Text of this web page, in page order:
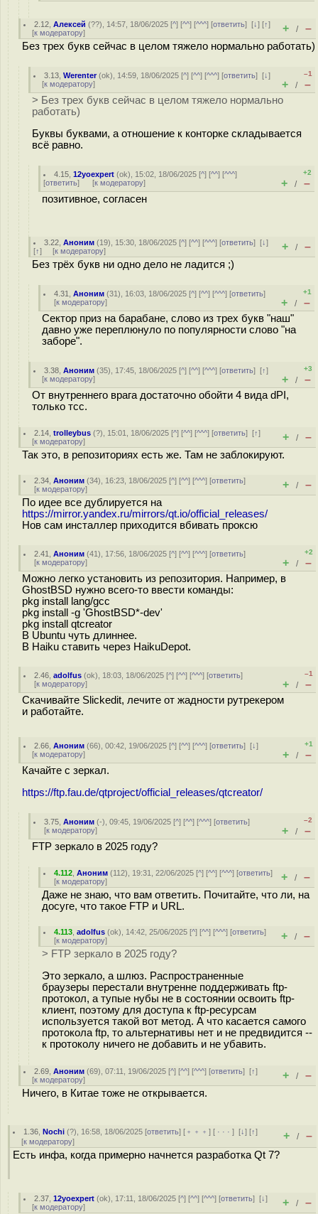
2.12 ,Алексей (??), 14:57, 18/06/2025 [^] [^^] [^^^] [ответить][↓] [↑]
[к модератору] + / –
Без трех букв сейчас в целом тяжело нормально работать)
3.13 ,Werenter(ok), 14:59, 18/06/2025 [^] [^^] [^^^] [ответить][↓]
[к модератору]
–1
+ / –
> Без трех букв сейчас в целом тяжело нормально
работать)
Буквы буквами, а отношение к конторке складывается
всё равно.
4.15 ,12yoexpert (ok), 15:02, 18/06/2025 [^] [^^] [^^^]
[ответить] [к модератору]
+2
+ / –
позитивное, согласен
3.22 ,Аноним (19), 15:30, 18/06/2025 [^] [^^] [^^^] [ответить][↓]
[↑] [к модератору] + / –
Без трёх букв ни одно дело не ладится ;)
4.31 ,Аноним (31), 16:03, 18/06/2025 [^] [^^] [^^^] [ответить]
[к модератору]
+1
+ / –
Сектор приз на барабане, слово из трех букв "наш"
давно уже переплюнуло по популярности слово "на
заборе".
3.38 ,Аноним (35), 17:45, 18/06/2025 [^] [^^] [^^^] [ответить][↑]
[к модератору]
+3
+ / –
От внутреннего врага достаточно обойти 4 вида dPI,
только тсс.
2.14 ,trolleybus (?), 15:01, 18/06/2025 [^] [^^] [^^^] [ответить][↑]
[к модератору] + / –
Так это, в репозиториях есть же. Там не заблокируют.
2.34 ,Аноним (34), 16:23, 18/06/2025 [^] [^^] [^^^] [ответить]
[к модератору] + / –
По идее все дублируется на
https://mirror.yandex.ru/mirrors/qt.io/official_releases/
Нов сам инсталлер приходится вбивать проксю
2.41 ,Аноним (41), 17:56, 18/06/2025 [^] [^^] [^^^] [ответить]
[к модератору]
+2
+ / –
Можно легко установить из репозитория. Например, в
GhostBSD нужно всего-то ввести команды:
pkg install lang/gcc
pkg install -g 'GhostBSD*-dev'
pkg install qtcreator
В Ubuntu чуть длиннее.
В Haiku ставить через HaikuDepot.
2.46 ,adolfus (ok), 18:03, 18/06/2025 [^] [^^] [^^^] [ответить]
[к модератору]
–1
+ / –
Скачивайте Slickedit, лечите от жадности рутрекером
и работайте.
2.66 ,Аноним (66), 00:42, 19/06/2025 [^] [^^] [^^^] [ответить][↓]
[к модератору]
+1
+ / –
Качайте с зеркал.
https://ftp.fau.de/qtproject/official_releases/qtcreator/
3.75 ,Аноним (-), 09:45, 19/06/2025 [^] [^^] [^^^] [ответить]
[к модератору]
–2
+ / –
FTP зеркало в 2025 году?
4.112 ,Аноним (112), 19:31, 22/06/2025 [^] [^^] [^^^] [ответить]
[к модератору] + / –
Даже не знаю, что вам ответить. Почитайте, что ли, на
досуге, что такое FTP и URL.
4.113 ,adolfus (ok), 14:42, 25/06/2025 [^] [^^] [^^^] [ответить]
[к модератору] + / –
> FTP зеркало в 2025 году?
Это зеркало, а шлюз. Распространенные
браузеры перестали внутренне поддерживать ftp-
протокол, а тупые нубы не в состоянии освоить ftp-
клиент, поэтому для доступа к ftp-ресурсам
используется такой вот метод. А что касается самого
протокола ftp, то альтернативы нет и не предвидится --
к протоколу ничего не добавить и не убавить.
2.69 ,Аноним (69), 07:11, 19/06/2025 [^] [^^] [^^^] [ответить][↑]
[к модератору] + / –
Ничего, в Китае тоже не открывается.
1.36 ,Nochi (?), 16:58, 18/06/2025 [ответить] [ ﹢﹢﹢] [ · · ·][↓] [↑]
[к модератору] + / –
Есть инфа, когда примерно начнется разработка Qt 7?
2.37 ,12yoexpert (ok), 17:11, 18/06/2025 [^] [^^] [^^^] [ответить][↓]
[к модератору] + / –